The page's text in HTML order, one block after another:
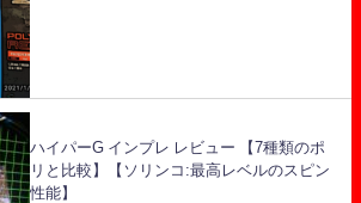
ハイパーG インプレ レビュー 【7種類のポ
リと比較】【ソリンコ:最高レベルのスピン
性能】